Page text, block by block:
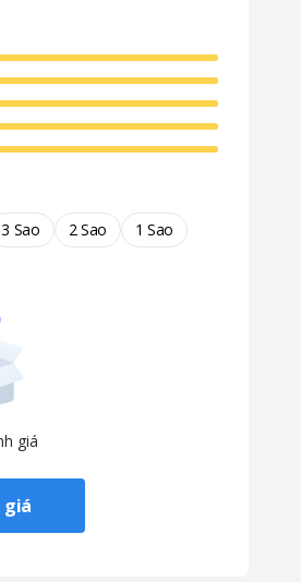
3 Sao 2 Sao 1 Sao
giá
giá